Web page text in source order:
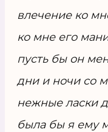
влечение ко
ко мне его
пусть бы он
дни и ночи со
нежные ласки
была бы я ему